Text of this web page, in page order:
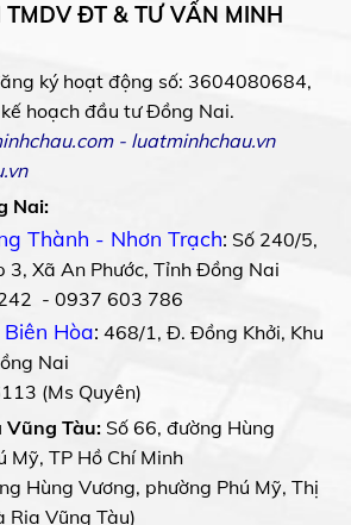
TMDV ĐT & TƯ VẤN MINH
ký hoạt động số: 3604080684,
hoạch đầu tư Đồng Nai.
- luatminhchau.vn
Nai:
Thành - Nhơn Trạch: Số 240/5,
3, Xã An Phước, Tỉnh Đồng Nai
- 0937 603 786
Hòa: 468/1, Đ. Đồng Khởi, Khu
Nai
(Ms Quyên)
Vũng Tàu: Số 66, đường Hùng
Mỹ, TP Hồ Chí Minh
Hùng Vương, phường Phú Mỹ, Thị
Rịa Vũng Tàu)